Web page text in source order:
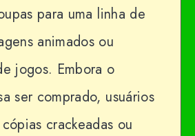
para uma linha de
animados ou
jogos. Embora o
ser comprado, usuários
crackeadas ou